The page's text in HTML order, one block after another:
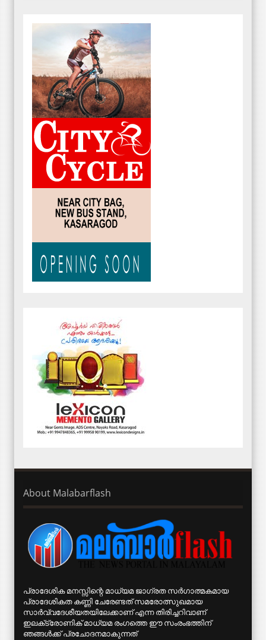
About Malabarflash
പ്രാദേശിക മനസ്സിന്റെ മാധ്യമ ജാഗ്രത സര്‍ഗാത്മകമായ
പ്രാദേശികത കണ്ണി ചേരേണ്ടത് സമരോത്സുഖമായ
സാര്‍വ്വദേശീയതയിലേക്കാണ് എന്ന തിരിച്ചറിവാണ്
ഇലക്‌ട്രോണിക് മാധ്യമ രംഗത്തെ ഈ സംരംഭത്തിന്
ഞങ്ങള്‍ക്ക് പ്രചോദനമാകുന്നത്